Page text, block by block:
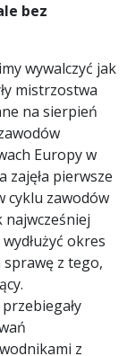
bez
wywalczyć jak
mistrzostwa
na sierpień
Europy w
zajęła pierwsze
cyklu zawodów
najwcześniej
okres
sprawę z tego,
z